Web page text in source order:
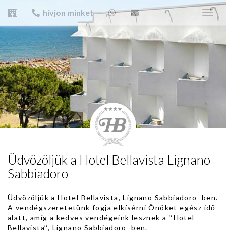
hívjon minket
Üdvözöljük a Hotel Bellavista Lignano
Sabbiadoro
Üdvözöljük a Hotel Bellavista, Lignano Sabbiadoro−ben.
A vendégszeretetünk fogja elkísérni Önöket egész idő
alatt, amíg a kedves vendégeink lesznek a ‘‘Hotel
Bellavista’‘, Lignano Sabbiadoro−ben.